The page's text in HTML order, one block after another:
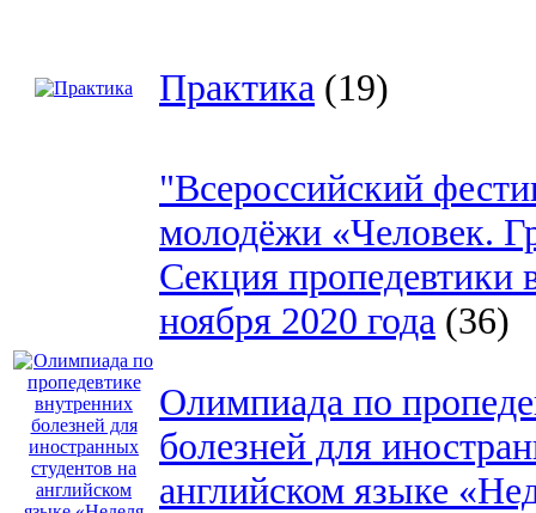
Практика (19)
"Всероссийский
молодёжи «Человек.
Секция пропедевтики
ноября 2020 года (36)
Олимпиада по
болезней для
английском языке